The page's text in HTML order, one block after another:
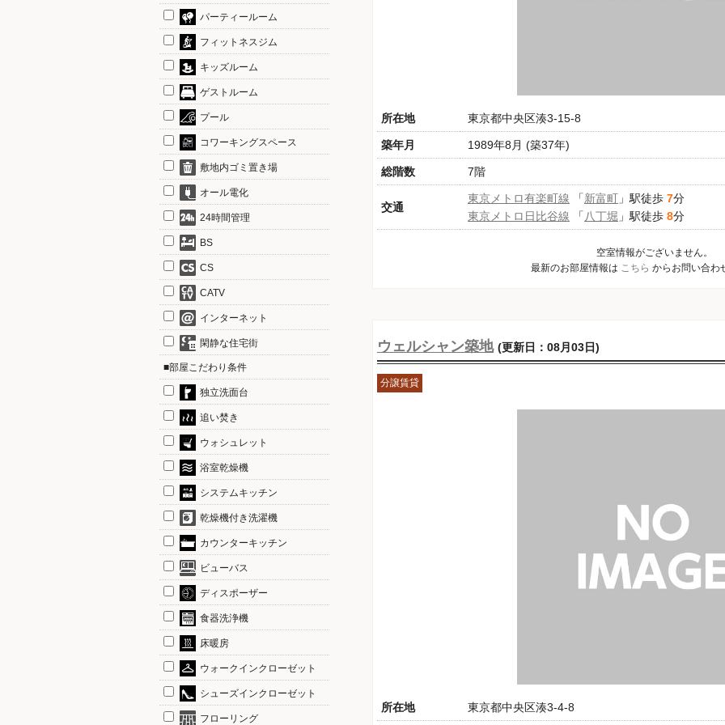
所在地 東京都中央区湊3-15-8
築年月 1989年8月 (築37年)
総階数 7階
交通
東京メトロ有楽町線 「新富町 」駅徒歩 7分
東京メトロ日比谷線 「 八丁堀 」駅徒歩 8分
空室情報がございません。
最新のお部屋情報は こちら からお問い合わ
ウェルシャン築地 (更新日：08月03日)
分譲賃貸
所在地 東京都中央区湊3-4-8
パーティールーム
フィットネスジム
キッズルーム
ゲストルーム
プール
コワーキングスペース
敷地内ゴミ置き場
オール電化
24時間管理
BS
CS
CATV
インターネット
閑静な住宅街
■部屋こだわり条件
独立洗面台
追い焚き
ウォシュレット
浴室乾燥機
システムキッチン
乾燥機付き洗濯機
カウンターキッチン
ビューバス
ディスポーザー
食器洗浄機
床暖房
ウォークインクローゼット
シューズインクローゼット
フローリング